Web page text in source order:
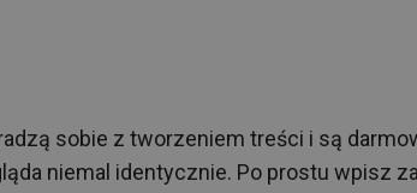
sobie z tworzeniem treści i są
niemal identycznie. Po prostu wpisz